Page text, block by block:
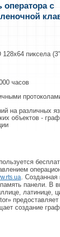
оператора с
пиксела
часов
на различных
объектов -
.
память панели.
латинице,
создание